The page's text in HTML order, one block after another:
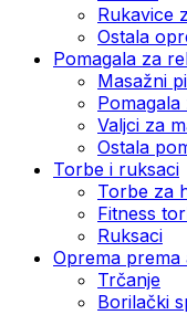
Rukavice
Ostala
Pomagala za
Masažni
Valjci za
Ostala
Torbe i ruksaci
Torbe za
Fitness
Ruksaci
Oprema prema
Trčanje
Borilački